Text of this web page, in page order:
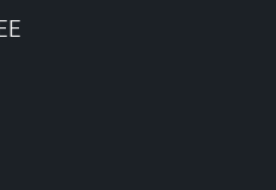
ที่เต็มไปด้วยความเข้มข้น
วามรักที่ต้องเผชิญกับ
เนื้อเรื่องเล่าถึงหญิงสาวที่